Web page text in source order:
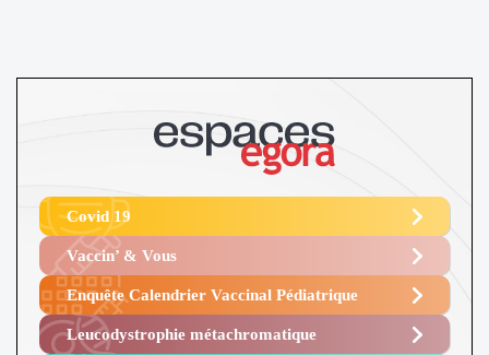
Covid 19
Vaccin’ & Vous
Enquête Calendrier Vaccinal Pédiatrique
Leucodystrophie métachromatique